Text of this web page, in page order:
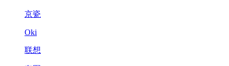
京瓷
Oki
联想